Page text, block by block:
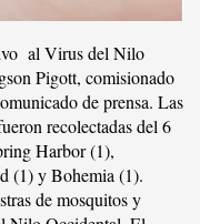
al Virus del Nilo
Pigott, comisionado
de prensa. Las
recolectadas del 6
Harbor (1),
(1) y Bohemia (1).
de mosquitos y